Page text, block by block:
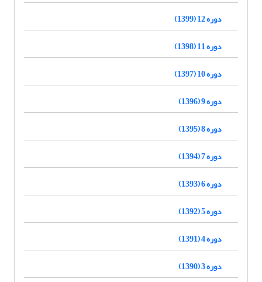
دوره 12 (1399)
دوره 11 (1398)
دوره 10 (1397)
دوره 9 (1396)
دوره 8 (1395)
دوره 7 (1394)
دوره 6 (1393)
دوره 5 (1392)
دوره 4 (1391)
دوره 3 (1390)